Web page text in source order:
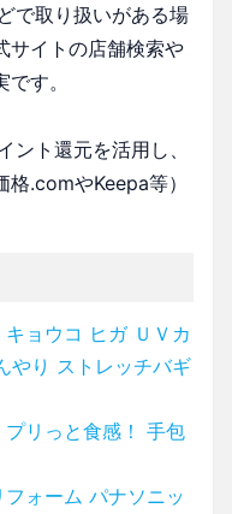
で取り扱いがある場
サイトの店舗検索や
す。
ント還元を活用し、
.comやKeepa等）
ョウコ ヒガ ＵＶカ
やり ストレッチバギ
リっと食感！ 手包
ォーム パナソニッ